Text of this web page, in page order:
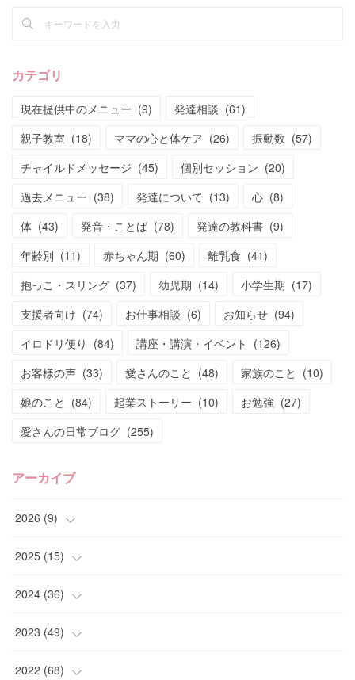
カテゴリ
現在提供中のメニュー (9) 発達相談 (61)
親子教室 (18) ママの心と体ケア (26) 振動数 (57)
チャイルドメッセージ (45) 個別セッション (20)
過去メニュー (38) 発達について (13) 心 (8)
体 (43) 発音・ことば (78) 発達の教科書 (9)
年齢別 (11) 赤ちゃん期 (60) 離乳食 (41)
抱っこ・スリング (37) 幼児期 (14) 小学生期 (17)
支援者向け (74) お仕事相談 (6) お知らせ (94)
イロドリ便り (84) 講座・講演・イベント (126)
お客様の声 (33) 愛さんのこと (48) 家族のこと (10)
娘のこと (84) 起業ストーリー (10) お勉強 (27)
愛さんの日常ブログ (255)
アーカイブ
2026 (9)
(4)
(2)
(1)
(2)
2025 (15)
(4)
(2)
(2)
2024 (36)
(2)
(2)
2023 (49)
(1)
2022 (68)